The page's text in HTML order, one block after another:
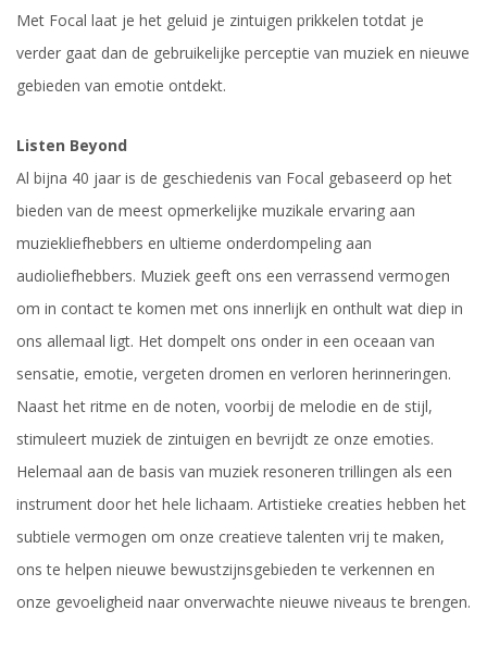
Met Focal laat je het geluid je zintuigen prikkelen totdat je
verder gaat dan de gebruikelijke perceptie van muziek en nieuwe
gebieden van emotie ontdekt.
Listen Beyond
Al bijna 40 jaar is de geschiedenis van Focal gebaseerd op het
bieden van de meest opmerkelijke muzikale ervaring aan
muziekliefhebbers en ultieme onderdompeling aan
audioliefhebbers. Muziek geeft ons een verrassend vermogen
om in contact te komen met ons innerlijk en onthult wat diep in
ons allemaal ligt. Het dompelt ons onder in een oceaan van
sensatie, emotie, vergeten dromen en verloren herinneringen.
Naast het ritme en de noten, voorbij de melodie en de stijl,
stimuleert muziek de zintuigen en bevrijdt ze onze emoties.
Helemaal aan de basis van muziek resoneren trillingen als een
instrument door het hele lichaam. Artistieke creaties hebben het
subtiele vermogen om onze creatieve talenten vrij te maken,
ons te helpen nieuwe bewustzijnsgebieden te verkennen en
onze gevoeligheid naar onverwachte nieuwe niveaus te brengen.